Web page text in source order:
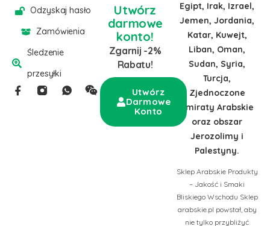
Odzyskaj hasło
Zamówienia
Śledzenie
przesyłki
Egipt, Irak, Izrael,
Jemen, Jordania,
Katar, Kuwejt,
Liban, Oman,
Sudan, Syria,
Turcja,
Zjednoczone
Emiraty Arabskie
oraz obszar
Jerozolimy i
Palestyny.
Sklep Arabskie Produkty
– Jakość i Smaki
Bliskiego Wschodu Sklep
arabskie.pl powstał, aby
nie tylko przybliżyć
Utwórz
darmowe
konto!
Zgarnij -2%
Rabatu!
Utwórz
Darmowe
Konto